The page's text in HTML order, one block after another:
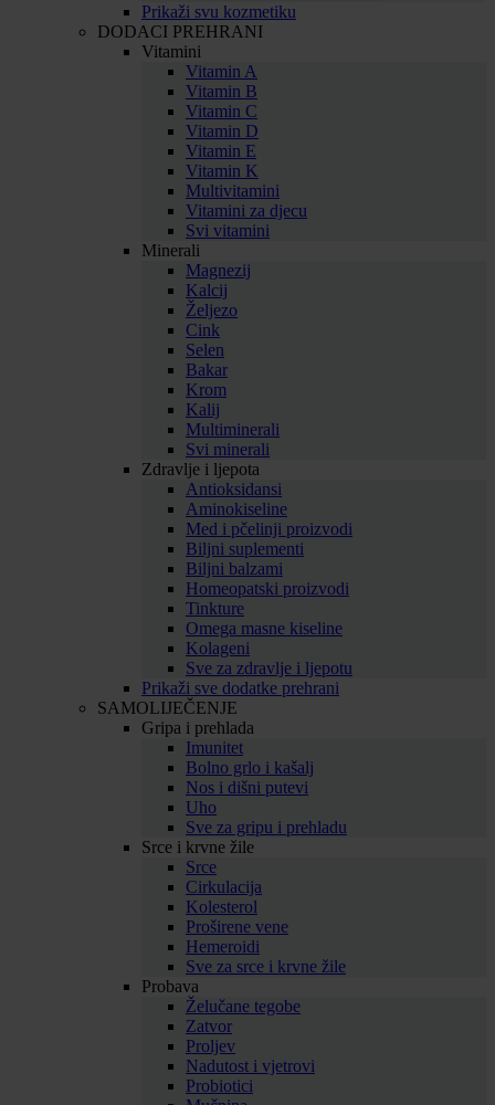
Prikaži svu kozmetiku
DODACI PREHRANI
Vitamini
Vitamin A
Vitamin B
Vitamin C
Vitamin D
Vitamin E
Vitamin K
Multivitamini
Vitamini za djecu
Svi vitamini
Minerali
Magnezij
Kalcij
Željezo
Cink
Selen
Bakar
Krom
Kalij
Multiminerali
Svi minerali
Zdravlje i ljepota
Antioksidansi
Aminokiseline
Med i pčelinji proizvodi
Biljni suplementi
Biljni balzami
Homeopatski proizvodi
Tinkture
Omega masne kiseline
Kolageni
Sve za zdravlje i ljepotu
Prikaži sve dodatke prehrani
SAMOLIJEČENJE
Gripa i prehlada
Imunitet
Bolno grlo i kašalj
Nos i dišni putevi
Uho
Sve za gripu i prehladu
Srce i krvne žile
Srce
Cirkulacija
Kolesterol
Proširene vene
Hemeroidi
Sve za srce i krvne žile
Probava
Želučane tegobe
Zatvor
Proljev
Nadutost i vjetrovi
Probiotici